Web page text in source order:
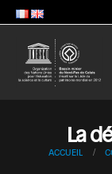
La
ACCUEIL